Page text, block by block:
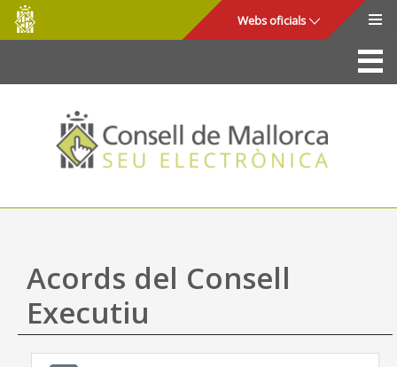
Salta al contingut principal
Consell
de
Mallorca
Webs oficials
La Seu
Consell de Mallorca
Accés i seguretat
Utilitats
Ajuda
Acords del Consell
Executiu